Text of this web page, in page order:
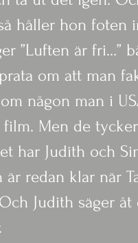
håller hon
”Luften är fri…”
om att man
någon man i
Men de
har Judith och
redan klar när
Judith säger